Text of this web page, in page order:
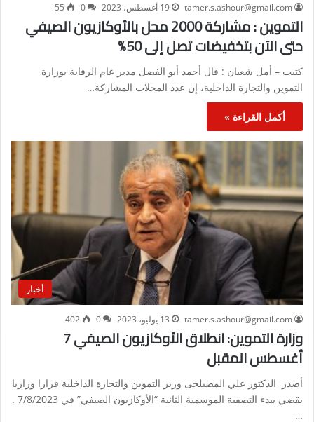
tamer.s.ashour@gmail.com 19 أغسطس، 2023 0
55
التموين : مشاركة 2000 محل بالأوكازيون الصيفي
حتى الآن بتخفيضات تصل إلى 50%
كتبت – أمل شعبان : قال أحمد أبو الفضل مدير عام الرقابة بوزارة
التموين والتجارة الداخلية، إن عدد المحلات المشاركة…
أكمل القراءة »
أخبار
tamer.s.ashour@gmail.com 13 يوليو، 2023 0
402
وزارة التموين: انطلاق الأوكازيون الصيفي 7
أغسطس المقبل
أصدر الدكتور علي المصيلحى وزير التموين والتجارة الداخلية قرارا ‏وزاريا
يقضي ببدء التصفية الموسمية الثانية “الأوكازيون الصيفي” ‏في 7/8/2023 .
…